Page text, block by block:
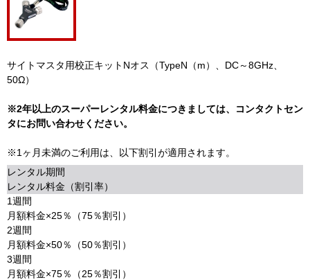
サイトマスタ用校正キットNオス（TypeN（m）、DC～8GHz、
50Ω）
※2年以上のスーパーレンタル料金につきましては、コンタクトセン
タにお問い合わせください。
※1ヶ月未満のご利用は、以下割引が適用されます。
レンタル期間
レンタル料金（割引率）
1週間
月額料金×25％（75％割引）
2週間
月額料金×50％（50％割引）
3週間
月額料金×75％（25％割引）